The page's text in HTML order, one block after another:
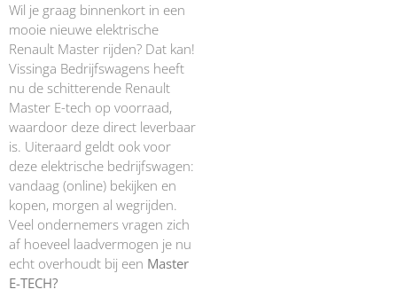
Wil je graag binnenkort in een
mooie nieuwe elektrische
Renault Master rijden? Dat kan!
Vissinga Bedrijfswagens heeft
nu de schitterende Renault
Master E-tech op voorraad,
waardoor deze direct leverbaar
is. Uiteraard geldt ook voor
deze elektrische bedrijfswagen:
vandaag (online) bekijken en
kopen, morgen al wegrijden.
Veel ondernemers vragen zich
af hoeveel laadvermogen je nu
echt overhoudt bij een Master
E-TECH?